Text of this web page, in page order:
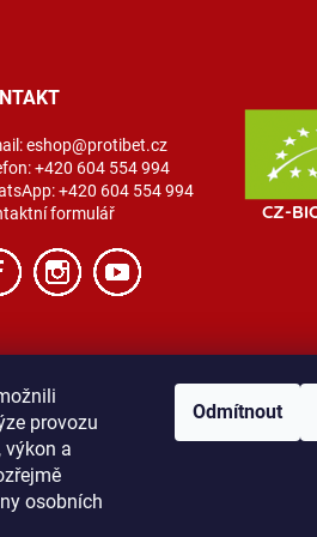
provozu
výkon a
osobních
Odmítnout
eshop@protibet.cz
+420 604 554 994
+420 604 554 994
formulář
podmínky